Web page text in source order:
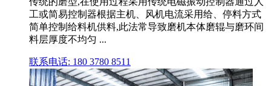
工或简易控制器根据主机、风机电流采用给、停料方式
简单控制给料机供料,此法常导致磨机本体磨辊与磨环间
料层厚度不均匀 ...
联系电话: 180 3780 8511